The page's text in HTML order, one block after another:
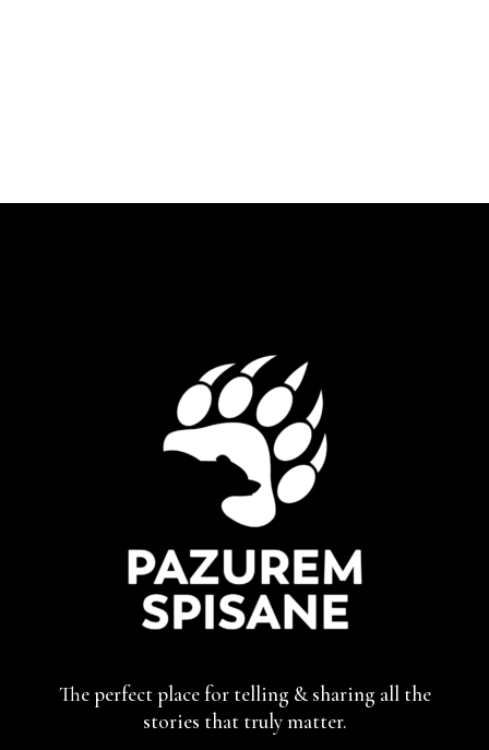
The perfect place for telling & sharing all the
stories that truly matter.